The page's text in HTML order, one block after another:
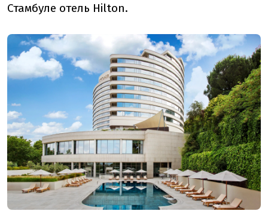
Стамбуле отель Hilton.